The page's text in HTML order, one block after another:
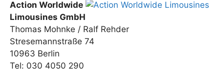
Action Worldwide
Limousines GmbH
Thomas Mohnke / Ralf Rehder
Stresemannstraße 74
10963 Berlin
Tel: 030 4050 290